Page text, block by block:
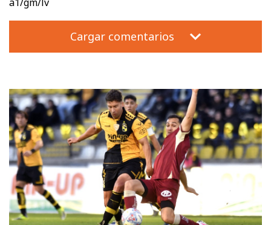
a1/gm/lv
Cargar comentarios